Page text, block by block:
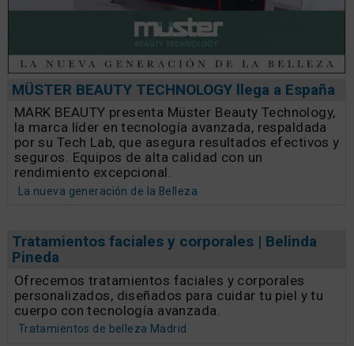
MÜSTER BEAUTY TECHNOLOGY llega a España
MARK BEAUTY presenta Müster Beauty Technology,
la marca líder en tecnología avanzada, respaldada
por su Tech Lab, que asegura resultados efectivos y
seguros. Equipos de alta calidad con un
rendimiento excepcional.
La nueva generación de la Belleza
Tratamientos faciales y corporales | Belinda
Pineda
Ofrecemos tratamientos faciales y corporales
personalizados, diseñados para cuidar tu piel y tu
cuerpo con tecnología avanzada.
Tratamientos de belleza Madrid